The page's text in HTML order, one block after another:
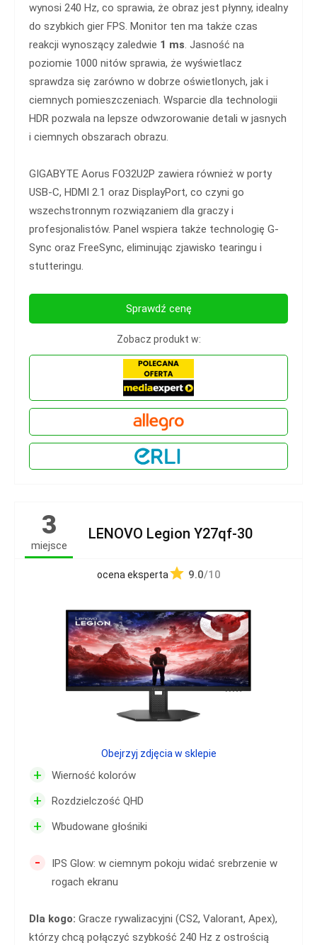
wynosi 240 Hz, co sprawia, że obraz jest płynny, idealny
do szybkich gier FPS. Monitor ten ma także czas
reakcji wynoszący zaledwie 1 ms. Jasność na
poziomie 1000 nitów sprawia, że wyświetlacz
sprawdza się zarówno w dobrze oświetlonych, jak i
ciemnych pomieszczeniach. Wsparcie dla technologii
HDR pozwala na lepsze odwzorowanie detali w jasnych
i ciemnych obszarach obrazu.
GIGABYTE Aorus FO32U2P zawiera również w porty
USB-C, HDMI 2.1 oraz DisplayPort, co czyni go
wszechstronnym rozwiązaniem dla graczy i
profesjonalistów. Panel wspiera także technologię G-
Sync oraz FreeSync, eliminując zjawisko tearingu i
stutteringu.
Sprawdź cenę
Zobacz produkt w:
3
miejsce
LENOVO Legion Y27qf-30
ocena eksperta 9.0/10
+ Wierność kolorów
+ Rozdzielczość QHD
+ Wbudowane głośniki
-
IPS Glow: w ciemnym pokoju widać srebrzenie w
rogach ekranu
Dla kogo: Gracze rywalizacyjni (CS2, Valorant, Apex),
którzy chcą połączyć szybkość 240 Hz z ostrością
Obejrzyj zdjęcia w sklepie